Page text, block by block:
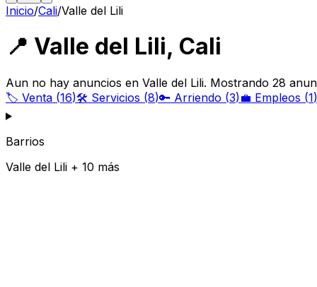
Inicio/Cali/Valle del Lili
📍 Valle del Lili, Cali
Aun no hay anuncios en Valle del Lili. Mostrando 28
🏷️ Venta (16)🛠️ Servicios (8)🔑 Arriendo (3)💼 Empleos (1)
Barrios
Valle del Lili + 10 más